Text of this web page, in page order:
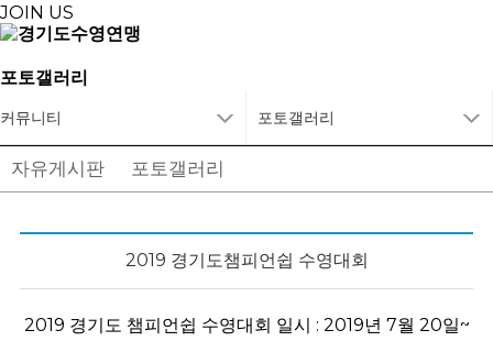
JOIN US
포토갤러리
커뮤니티 포토갤러리
자유게시판 포토갤러리
2019 경기도챔피언쉽 수영대회
2019 경기도 챔피언쉽 수영대회 일시 : 2019년 7월 20일~